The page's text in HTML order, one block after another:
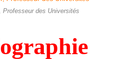
Professeur des Universités